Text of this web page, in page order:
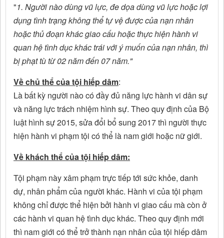
"1. Người nào dùng vũ lực, đe dọa dùng vũ lực hoặc lợi
dụng tình trạng không thể tự vệ được của nạn nhân
hoặc thủ đoạn khác giao cấu hoặc thực hiện hành vi
quan hệ tình dục khác trái với ý muốn của nạn nhân, thì
bị phạt tù từ 02 năm đến 07 năm."
Về chủ thể của tội hiếp dâm:
Là bất kỳ người nào có đầy đủ năng lực hành vi dân sự
và năng lực trách nhiệm hình sự. Theo quy định của Bộ
luật hình sự 2015, sửa đổi bổ sung 2017 thì người thực
hiện hành vi phạm tội có thể là nam giới hoặc nữ giới.
Về khách thể của tội hiếp dâm:
Tội phạm này xâm phạm trực tiếp tới sức khỏe, danh
dự, nhân phẩm của người khác. Hành vi của tội phạm
không chỉ được thể hiện bởi hành vi giao cấu mà còn ở
các hành vi quan hệ tình dục khác. Theo quy định mới
thì nam giới có thể trở thành nạn nhân của tội hiếp dâm